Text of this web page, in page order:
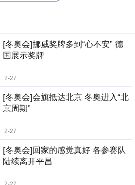
[冬奥会]挪威奖牌多到“心不安” 德
国展示奖牌
2-27
[冬奥会]会旗抵达北京 冬奥进入“北
京周期”
2-27
[冬奥会]回家的感觉真好 各参赛队
陆续离开平昌